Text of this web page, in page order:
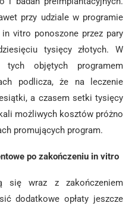
przy udziale w programie
in vitro ponoszone przez pary
tysięcy złotych. W
objętych programem
podlicza, że na leczenie
a czasem setki tysięcy
możliwych kosztów próżno
promujących program.
po zakończeniu in vitro
wraz z zakończeniem
dodatkowe opłaty jeszcze